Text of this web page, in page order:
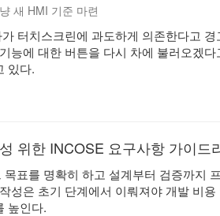
새 HMI 기준 마련
터치스크린에 과도하게 의존한다고
능에 대한 버튼을 다시 차에 불러오겠
있다.
위한 INCOSE 요구사항 가이드
목표를 명확히 하고 설계부터 검증까지
성은 초기 단계에서 이뤄져야 개발 비
높인다.